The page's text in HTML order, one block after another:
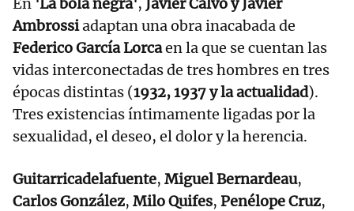
Ambrossiadaptan una obra inacabada de
Federico García Lorcaen la que se cuentan las
vidas interconectadas de tres hombres en tres
épocas distintas (1932, 1937 y la actualidad).
Tres existencias íntimamente ligadas por la
sexualidad, el deseo, el dolor y la herencia.
Guitarricadelafuente, Miguel Bernardeau,
Carlos González, Milo Quifes, Penélope Cruz,